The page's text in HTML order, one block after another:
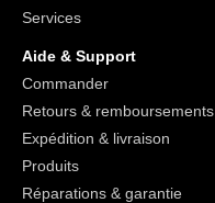
Services
Aide & Support
Commander
Retours & remboursements
Expédition & livraison
Produits
Réparations & garantie